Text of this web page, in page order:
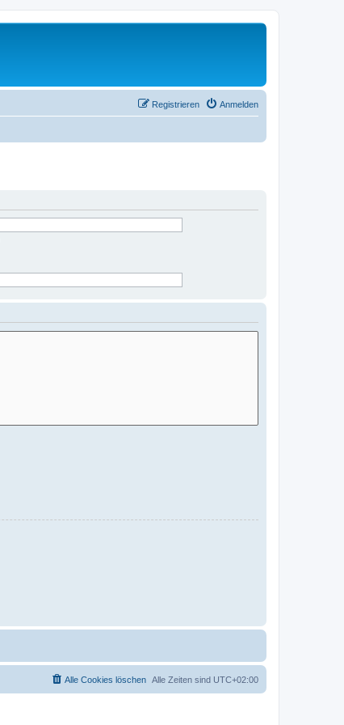
Anmelden
Registrieren
Alle Zeiten sind UTC+02:00
Alle Cookies löschen